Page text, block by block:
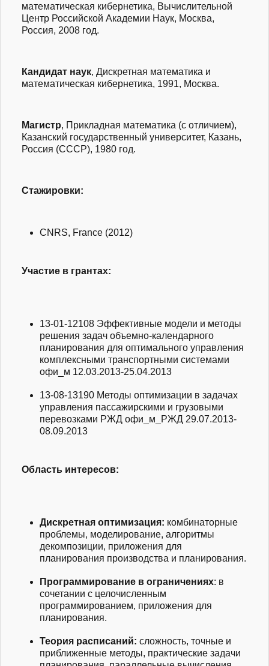
математическая кибернетика, Вычислительной
Центр Российской Академии Наук, Москва,
Россия, 2008 год.
Кандидат наук, Дискретная математика и
математическая кибернетика, 1991, Москва.
Магистр, Прикладная математика (с отличием),
Казанский государственный университет, Казань,
Россия (СССР), 1980 год.
Стажировки:
CNRS, France (2012)
Участие в грантах:
13-01-12108 Эффективные модели и методы
решения задач объемно-календарного
планирования для оптимального управления
комплексными транспортными системами
офи_м 12.03.2013-25.04.2013
13-08-13190 Методы оптимизации в задачах
управления пассажирскими и грузовыми
перевозками РЖД офи_м_РЖД 29.07.2013-
08.09.2013
Область интересов:
Дискретная оптимизация: комбинаторные
проблемы, моделирование, алгоритмы
декомпозиции, приложения для
планирования производства и планирования.
Программирование в ограничениях: в
сочетании с целочисленным
программированием, приложения для
планирования.
Теория расписаний: сложность, точные и
приближенные методы, практические задачи